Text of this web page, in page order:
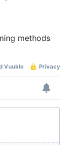
methods